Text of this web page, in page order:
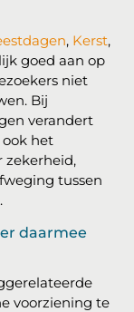
, Kerst,
goed aan op
niet
Bij
verandert
het
zekerheid,
tussen
daarmee
voorziening te